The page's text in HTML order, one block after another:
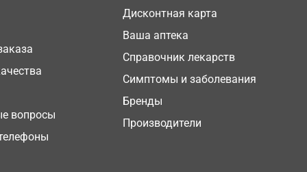
вопросы
Дисконтная карта
Ваша аптека
Справочник лекарств
Симптомы и заболевания
Бренды
Производители